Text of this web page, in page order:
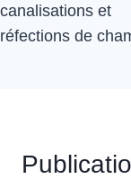
canalisations et
réfections de